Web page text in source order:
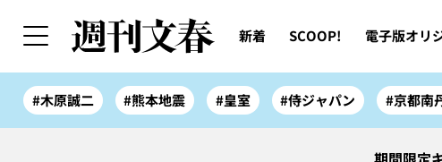
新着 SCOOP! 電子版オリ
#木原誠二 #熊本地震 #皇室 #侍ジャパン #京都南